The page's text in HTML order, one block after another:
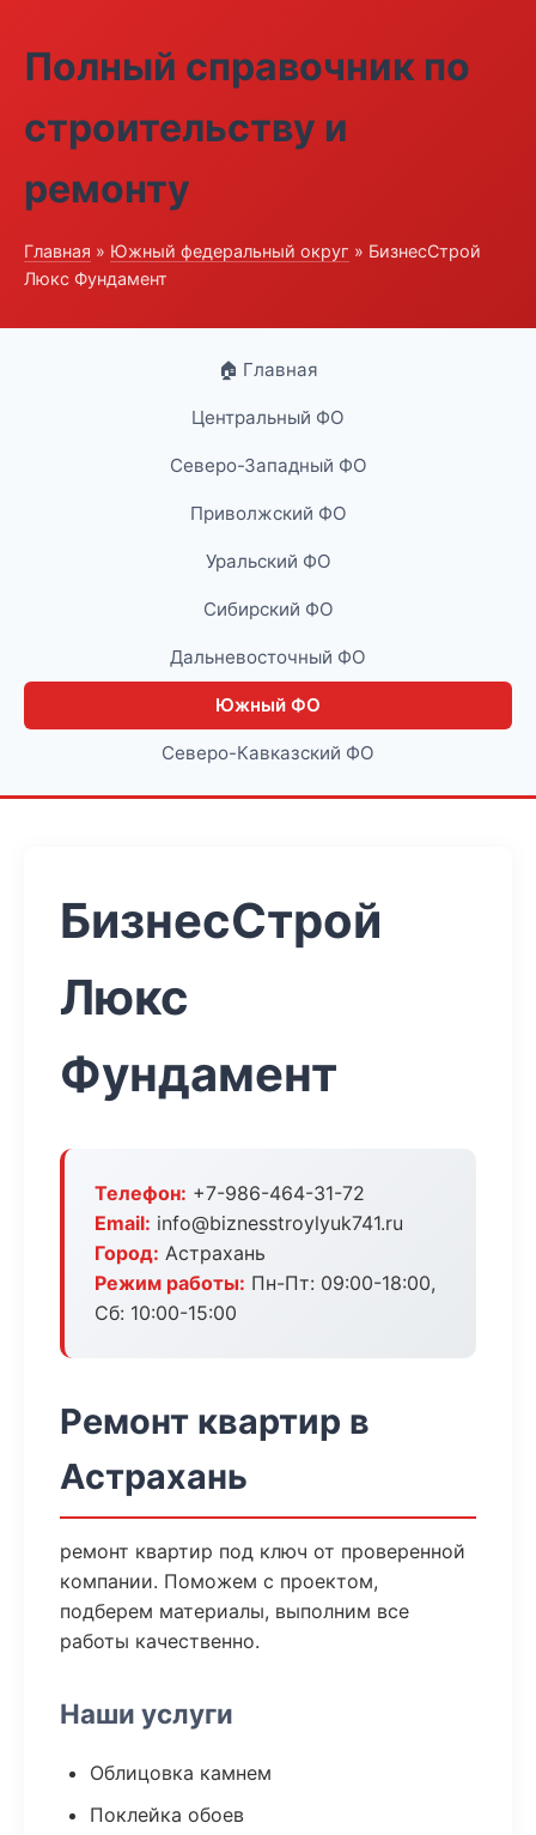
Полный справочник по
строительству и
ремонту
Главная » Южный федеральный округ » БизнесСтрой
Люкс Фундамент
🏠 Главная
Центральный ФО
Северо-Западный ФО
Приволжский ФО
Уральский ФО
Сибирский ФО
Дальневосточный ФО
Южный ФО
Северо-Кавказский ФО
БизнесСтрой
Люкс
Фундамент
Телефон: +7-986-464-31-72
Email: info@biznesstroylyuk741.ru
Город: Астрахань
Режим работы: Пн-Пт: 09:00-18:00,
Сб: 10:00-15:00
Ремонт квартир в
Астрахань
ремонт квартир под ключ от проверенной
компании. Поможем с проектом,
подберем материалы, выполним все
работы качественно.
Наши услуги
Облицовка камнем
Поклейка обоев